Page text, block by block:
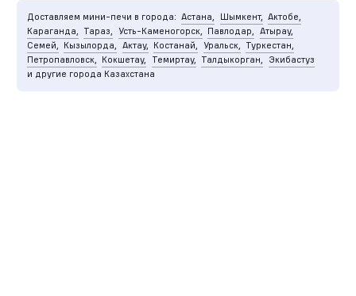
Доставляем мини-печи в города: Астана, Шымкент, Актобе,
Караганда, Тараз, Усть-Каменогорск, Павлодар, Атырау,
Семей, Кызылорда, Актау, Костанай, Уральск, Туркестан,
Петропавловск, Кокшетау, Темиртау, Талдыкорган,
Экибастуз
и другие города Казахстана